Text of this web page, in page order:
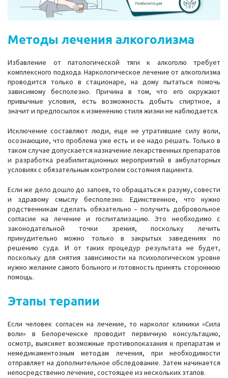
Методы лечения алкоголизма
Избавление от патологической тяги к алкоголю требует
комплексного подхода. Наркологическое лечение от алкоголизма
проводится только в стационаре, на дому пытаться помочь
зависимому бесполезно. Причина в том, что его окружают
привычные условия, есть возможность добыть спиртное, а
значит и предпосылок к изменению стиля жизни не наблюдается.
Исключение составляют люди, еще не утратившие силу воли,
осознающие, что проблема уже есть и ее надо решать. Только в
таком случае допускается назначение лекарственных препаратов
и разработка реабилитационных мероприятий в амбулаторных
условиях с обязательным контролем состояния пациента.
Если же дело дошло до запоев, то обращаться к разуму, совести
и здравому смыслу бесполезно. Единственное, что нужно
родственникам сделать обязательно – получить добровольное
согласие на лечение и госпитализацию. Это необходимо с
законодательной точки зрения, поскольку лечить
принудительно можно только в закрытых заведениях по
решению суда. И от таких процедур результата не будет,
поскольку для снятия зависимости на психологическом уровне
нужно желание самого больного и готовность принять стороннюю
помощь.
Этапы терапии
Если человек согласен на лечение, то нарколог клиники «Сила
воли» в Белореченске проводит первичную консультацию,
осмотр, выясняет возможные противопоказания к препаратам и
немедикаментозным методам лечения, при необходимости
отправляет на дополнительное обследование. Затем начинается
непосредственно лечение, состоящее из нескольких этапов.